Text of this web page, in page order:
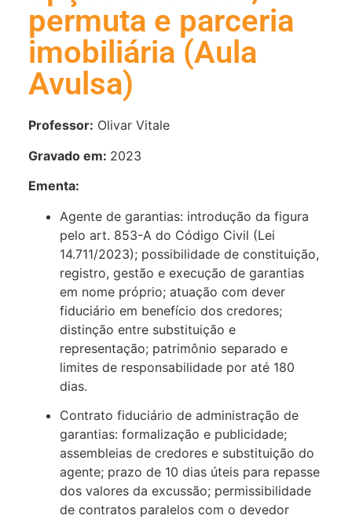
permuta e parceria
imobiliária (Aula
Avulsa)
Professor: Olivar Vitale
Gravado em: 2023
Ementa:
Agente de garantias: introdução da figura
pelo art. 853-A do Código Civil (Lei
14.711/2023); possibilidade de constituição,
registro, gestão e execução de garantias
em nome próprio; atuação com dever
fiduciário em benefício dos credores;
distinção entre substituição e
representação; patrimônio separado e
limites de responsabilidade por até 180
dias.
Contrato fiduciário de administração de
garantias: formalização e publicidade;
assembleias de credores e substituição do
agente; prazo de 10 dias úteis para repasse
dos valores da excussão; permissibilidade
de contratos paralelos com o devedor